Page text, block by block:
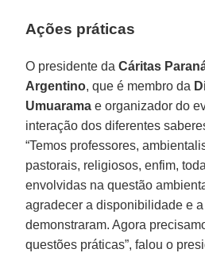
Ações práticas
O presidente daCáritas
Argentino, que é membro da
Umuarama e organizador do
interação dos diferentes
“Temos professores,
pastorais, religiosos, enfim,
envolvidas na questão
agradecer a disponibilidade e
demonstraram. Agora
questões práticas”, falou o